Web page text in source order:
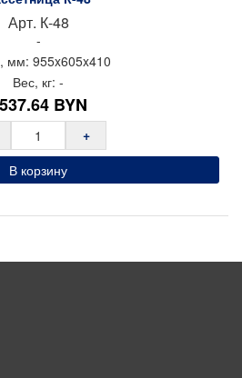
Арт. К-48
-
мм: 955x605x410
Вес, кг: -
BYN
+
В корзину